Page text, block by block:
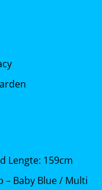
Lengte: 159cm
– Baby Blue / Multi